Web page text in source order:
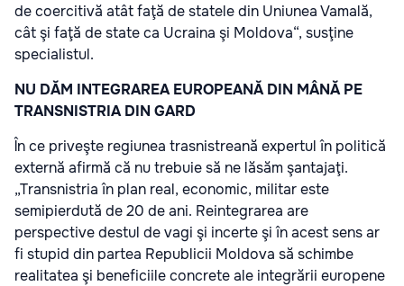
de coercitivă atât faţă de statele din Uniunea Vamală,
cât şi faţă de state ca Ucraina şi Moldova“, susţine
specialistul.
NU DĂM INTEGRAREA EUROPEANĂ DIN MÂNĂ PE
TRANSNISTRIA DIN GARD
În ce priveşte regiunea trasnistreană expertul în politică
externă afirmă că nu trebuie să ne lăsăm şantajaţi.
„Transnistria în plan real, economic, militar este
semipierdută de 20 de ani. Reintegrarea are
perspective destul de vagi şi incerte şi în acest sens ar
fi stupid din partea Republicii Moldova să schimbe
realitatea şi beneficiile concrete ale integrării europene